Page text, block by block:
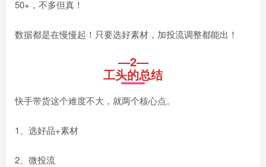
数据都是在慢慢起！只要选好素材，加投流调整都能出！
—2—
工头的总结
快手带货这个难度不大，就两个核心点。
1、选好品+素材
2、微投流